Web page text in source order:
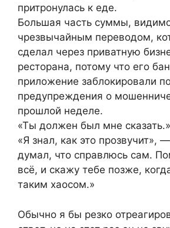
притронулась к еде.
Большая часть суммы,
чрезвычайным переводом,
сделал через приватную
ресторана, потому что его
приложение заблокировали
предупреждения о
прошлой неделе.
«Ты должен был мне сказать.»
«Я знал, как это прозвучит»,
думал, что справлюсь сам.
всё, и скажу тебе позже,
таким хаосом.»
Обычно я бы резко